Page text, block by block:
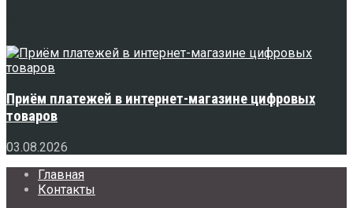
Приём платежей в интернет-магазине цифровых
товаров
03.08.2026
Главная
Контакты